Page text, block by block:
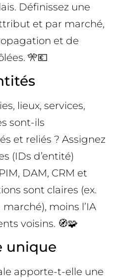
Définissez une
et par marché,
et de
🎌💶
lieux, services,
sont-ils
et reliés ? Assignez
(IDs d’entité)
DAM, CRM et
sont claires (ex.
moins l’IA
voisins. 🧭🧩
unique
apporte-t-elle une